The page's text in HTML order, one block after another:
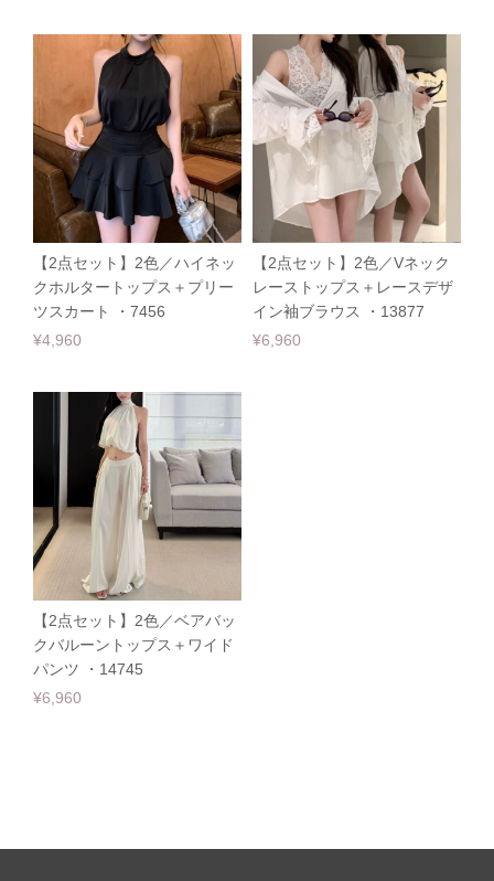
【2点セット】2色／ハイネッ
クホルタートップス＋プリー
ツスカート ・7456
¥4,960
【2点セット】2色／Vネック
レーストップス＋レースデザ
イン袖ブラウス ・13877
¥6,960
【2点セット】2色／ベアバッ
クバルーントップス＋ワイド
パンツ ・14745
¥6,960